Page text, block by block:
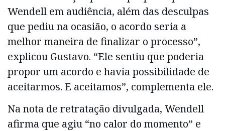
Wendell em audiência, além das desculpas
que pediu na ocasião, o acordo seria a
melhor maneira de finalizar o processo”,
explicou Gustavo. “Ele sentiu que poderia
propor um acordo e havia possibilidade de
aceitarmos. E aceitamos”, complementa ele.
Na nota de retratação divulgada, Wendell
afirma que agiu “no calor do momento” e